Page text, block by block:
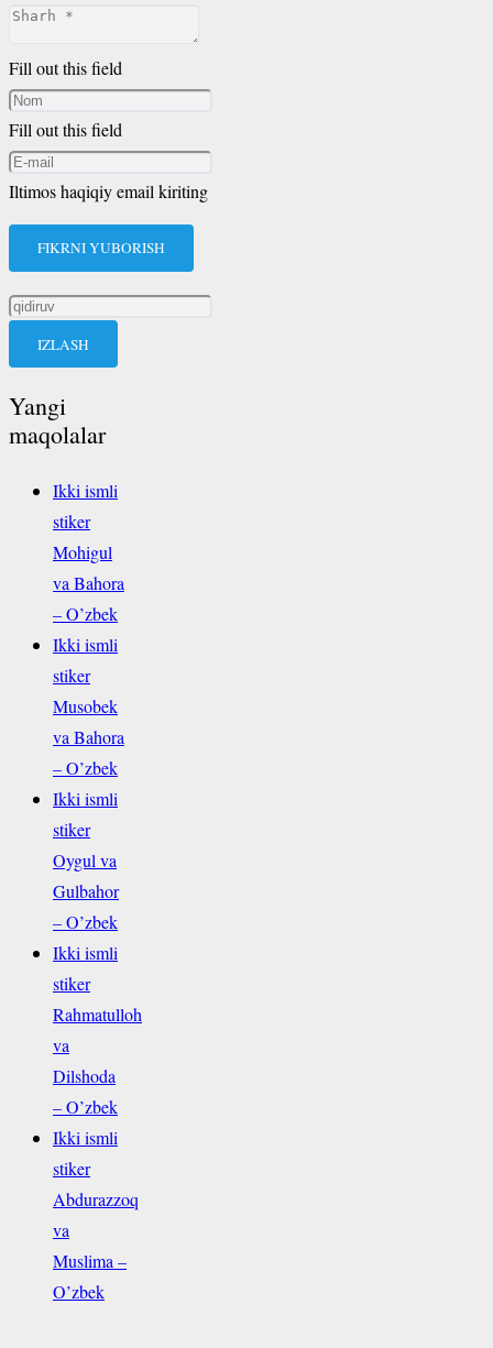
Fill out this field
Fill out this field
Iltimos haqiqiy email kiriting
FIKRNI YUBORISH
Qidirshish:
Yangi
maqolalar
Ikki ismli
stiker
Mohigul
va Bahora
– O’zbek
Ikki ismli
stiker
Musobek
va Bahora
– O’zbek
Ikki ismli
stiker
Oygul va
Gulbahor
– O’zbek
Ikki ismli
stiker
Rahmatulloh
va
Dilshoda
– O’zbek
Ikki ismli
stiker
Abdurazzoq
va
Muslima –
O’zbek